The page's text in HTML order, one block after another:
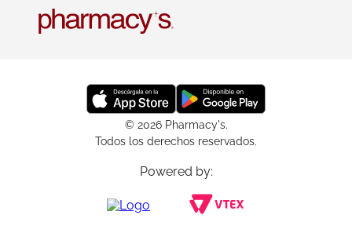
© 2026 Pharmacy's.
Todos los derechos reservados.
Powered by: